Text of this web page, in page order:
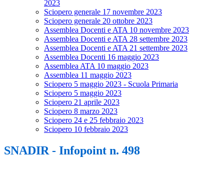
2023
Sciopero generale 17 novembre 2023
Sciopero generale 20 ottobre 2023
Assemblea Docenti e ATA 10 novembre 2023
Assemblea Docenti e ATA 28 settembre 2023
Assemblea Docenti e ATA 21 settembre 2023
Assemblea Docenti 16 maggio 2023
Assemblea ATA 10 maggio 2023
Assemblea 11 maggio 2023
Sciopero 5 maggio 2023 - Scuola Primaria
Sciopero 5 maggio 2023
Sciopero 21 aprile 2023
Sciopero 8 marzo 2023
Sciopero 24 e 25 febbraio 2023
Sciopero 10 febbraio 2023
SNADIR - Infopoint n. 498